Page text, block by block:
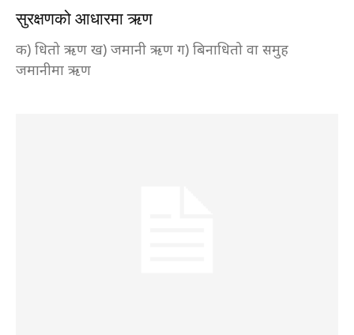
सुरक्षणको आधारमा ऋण
क) धितो ऋण ख) जमानी ऋण ग) बिनाधितो वा समुह
जमानीमा ऋण